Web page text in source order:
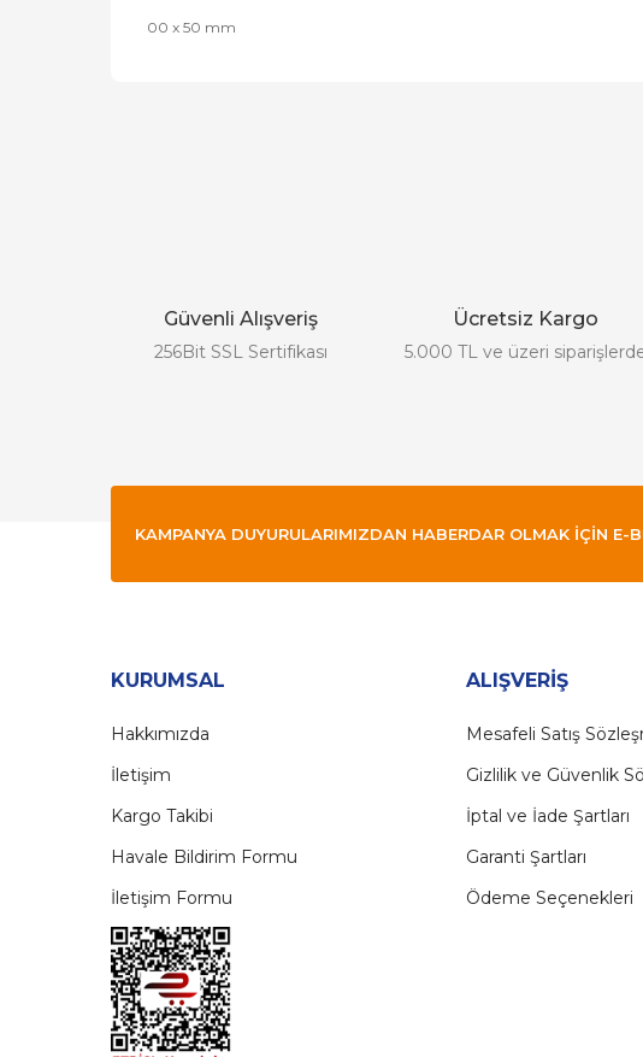
00 x 50 mm
Ürün bilgilerinde hatalar bulunuyor.
Güvenli Alışveriş
256Bit SSL Sertifikası
Ücretsiz Kargo
5.000 TL ve üzeri
KAMPANYA DUYURULARIMIZDAN HABERDAR OLMAK İÇİN E-
KURUMSAL
Hakkımızda
İletişim
Kargo Takibi
Havale Bildirim Formu
İletişim Formu
ALIŞVERİŞ
Mesafeli Satış
Gizlilik ve Güvenlik
İptal ve İade Şartları
Garanti Şartları
Ödeme Seçenekleri